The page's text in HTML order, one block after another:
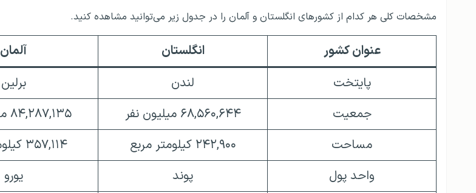
مشخصات کلی هر کدام از کشورهای انگلستان و آلمان را در جدول زیر می‌توانید مشاهده کنید.
عنوان کشور انگلستان
آلمان
پایتخت
لندن
برلین
جمعیت
۶۸,۵۶۰,۶۴۴ میلیون نفر
۸۴,۲۸۷,۱۳۵ میلیون نفر
مساحت
۲۴۲,۹۰۰ کیلومتر مربع
۳۵۷,۱۱۴ کیلومتر مربع
واحد پول
پوند
یورو